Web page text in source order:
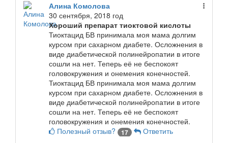
Алина Комолова
30 сентября, 2018 год
Хороший препарат тиоктовой кислоты
Тиоктацид БВ принимала моя мама долгим
курсом при сахарном диабете. Осложнения в
виде диабетической полинейропатии в итоге
сошли на нет. Теперь её не беспокоят
головокружения и онемения конечностей.
Тиоктацид БВ принимала моя мама долгим
курсом при сахарном диабете. Осложнения в
виде диабетической полинейропатии в итоге
сошли на нет. Теперь её не беспокоят
головокружения и онемения конечностей.
Полезный отзыв?
17
Ответить